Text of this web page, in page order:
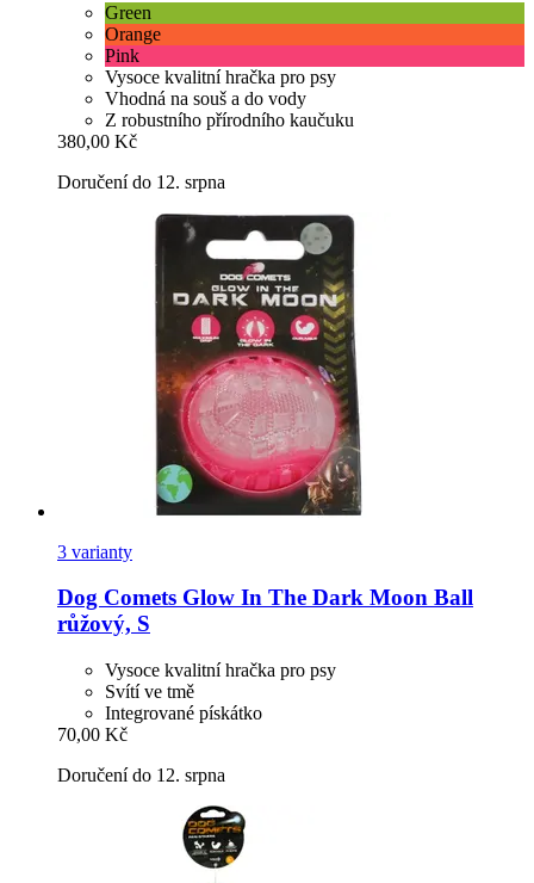
Green
Orange
Pink
Vysoce kvalitní hračka pro psy
Vhodná na souš a do vody
Z robustního přírodního kaučuku
380,00 Kč
Doručení do 12. srpna
3 varianty
Dog Comets Glow In The Dark Moon Ball
růžový, S
Vysoce kvalitní hračka pro psy
Svítí ve tmě
Integrované pískátko
70,00 Kč
Doručení do 12. srpna